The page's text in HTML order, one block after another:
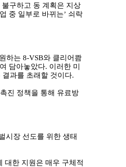
불구하고 동 계획은 지상
중 일부로 바뀌는’ 쇠락
하는 8-VSB와 클리어쾀
담아놓았다. 이러한 미
과를 초래할 것이다.
진 정책을 통해 유료방
시장 선도를 위한 생태
대한 지원은 매우 구체적